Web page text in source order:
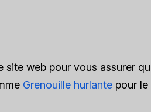
web pour vous assurer
Grenouille hurlante pour le